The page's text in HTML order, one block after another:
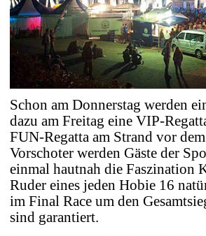
Schon am Donnerstag werden
dazu am Freitag eine VIP-
FUN-Regatta am Strand vor
Vorschoter werden Gäste der
einmal hautnah die Faszination
Ruder eines jeden Hobie 16
im Final Race um den
sind garantiert.